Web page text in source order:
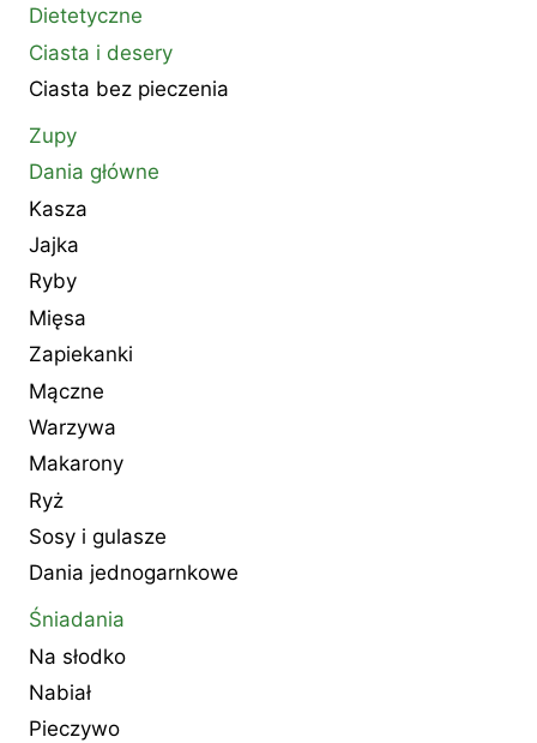
Dietetyczne
Ciasta i desery
Ciasta bez pieczenia
Zupy
Dania główne
Kasza
Jajka
Ryby
Mięsa
Zapiekanki
Mączne
Warzywa
Makarony
Ryż
Sosy i gulasze
Dania jednogarnkowe
Śniadania
Na słodko
Nabiał
Pieczywo